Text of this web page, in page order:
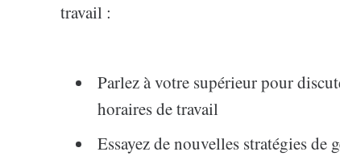
travail :
Parlez à votre supérieur pour
horaires de travail
Essayez de nouvelles stratégies de